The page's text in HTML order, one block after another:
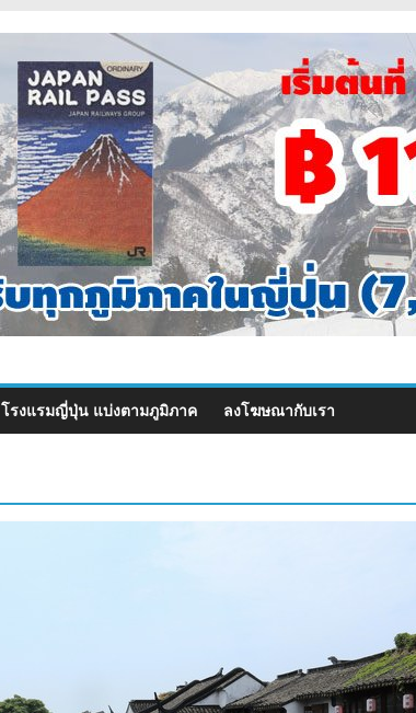
โรงแรมญี่ปุ่น แบ่งตามภูมิภาค ลงโฆษณากับเรา